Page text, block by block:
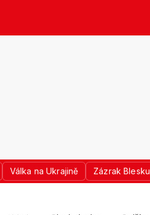
Válka na Ukrajině Zázrak Blesku